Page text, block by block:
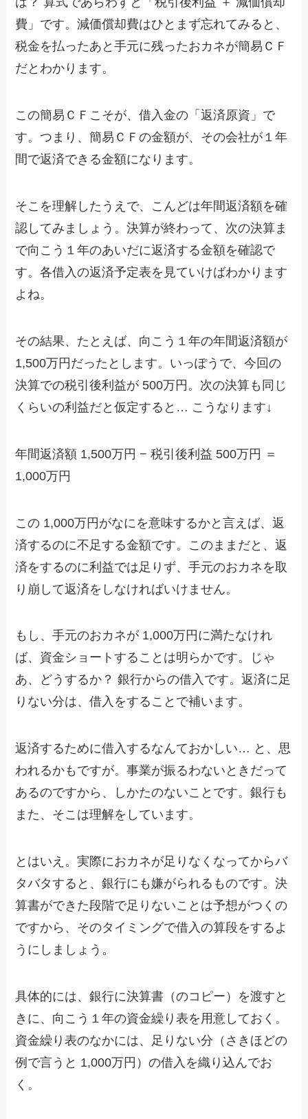
費」です。減価償却費はひとまず忘れてみると、
税金を払ったあと手元に残ったおカネが簡易ＣＦ
だとわかります。
この簡易ＣＦこそが、借入金の「返済原資」で
す。つまり、簡易ＣＦの金額が、その会社が１年
間で返済できる金額になります。
そこを理解したうえで、こんどは年間返済額を確
認してみましょう。決算が終わって、次の決算ま
で向こう１年のあいだに返済する金額を確認で
す。各借入の返済予定表を見ていけばわかります
よね。
その結果、たとえば、向こう１年の年間返済額が
1,500万円だったとします。いっぽうで、今回の
決算での税引後利益が 500万円。次の決算も同じ
くらいの利益だと仮定すると… こうなります↓
年間返済額 1,500万円 − 税引後利益 500万円 ＝
1,000万円
この 1,000万円がなにを意味するかと言えば、返
済するのに不足する金額です。このままだと、返
済をするのに利益では足りず、手元のおカネを取
り崩して返済をしなければいけません。
もし、手元のおカネが 1,000万円に満たなけれ
ば、資金ショートすることは明らかです。じゃ
あ、どうするか？ 銀行からの借入です。返済に足
りない分は、借入をすることで補います。
返済するために借入するなんておかしい… と、思
われるかもですが。事業が振るわないときだって
あるのですから、しかたのないことです。銀行も
また、そこは理解をしています。
とはいえ。実際におカネが足りなくなってからバ
タバタすると、銀行にも嫌がられるものです。決
算書ができた段階で足りないことは予想がつくの
ですから、そのタイミングで借入の算段をするよ
うにしましょう。
具体的には、銀行に決算書（のコピー）を渡すと
きに、向こう１年の資金繰り表を用意しておく。
資金繰り表のなかには、足りない分（さきほどの
例で言うと 1,000万円）の借入を織り込んでお
く。